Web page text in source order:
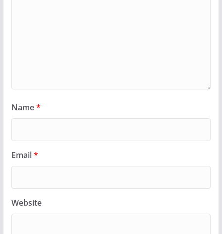
Name*
Email*
Website